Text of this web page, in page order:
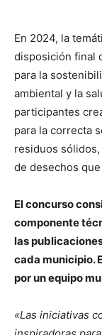
En 2024, la
disposición final
para la
ambiental y la
participantes
para la correcta
residuos
de desechos
El concurso
componente
las
cada municipio.
por un equipo
«Las iniciativas